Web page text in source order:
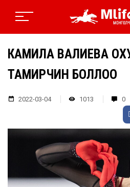
КАМИЛА ВАЛИЕВА
ТАМИРЧИН БОЛЛОО
2022-03-04 1013 0